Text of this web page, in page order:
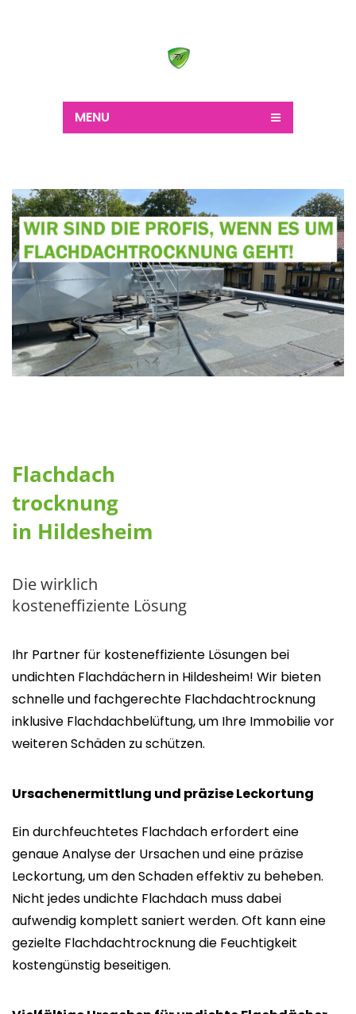
MENU
Flachdach
trocknung
in Hildesheim
Die wirklich
kosteneffiziente Lösung
Ihr Partner für kosteneffiziente Lösungen bei
undichten Flachdächern in Hildesheim! Wir bieten
schnelle und fachgerechte Flachdachtrocknung
inklusive Flachdachbelüftung, um Ihre Immobilie vor
weiteren Schäden zu schützen.
Ursachenermittlung und präzise Leckortung
Ein durchfeuchtetes Flachdach erfordert eine
genaue Analyse der Ursachen und eine präzise
Leckortung, um den Schaden effektiv zu beheben.
Nicht jedes undichte Flachdach muss dabei
aufwendig komplett saniert werden. Oft kann eine
gezielte Flachdachtrocknung die Feuchtigkeit
kostengünstig beseitigen.